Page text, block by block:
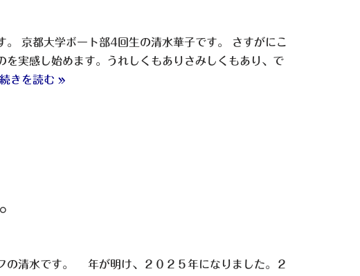
京都大学ボート部4回生の清水華子です。 さすがにこ
を実感し始めます。うれしくもありさみしくもあり、で
続きを読む »
の清水です。 年が明け、２０２５年になりました。２